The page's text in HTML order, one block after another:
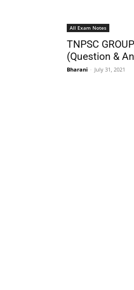
All Exam Notes
TNPSC
(Question &
Bharani - July 31, 2021